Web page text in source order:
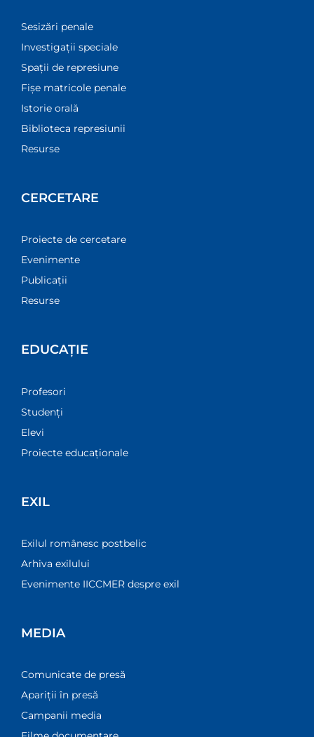
Sesizări penale
Investigații speciale
Spații de represiune
Fișe matricole penale
Istorie orală
Biblioteca represiunii
Resurse
CERCETARE
Proiecte de cercetare
Evenimente
Publicații
Resurse
EDUCAȚIE
Profesori
Studenți
Elevi
Proiecte educaționale
EXIL
Exilul românesc postbelic
Arhiva exilului
Evenimente IICCMER despre exil
MEDIA
Comunicate de presă
Apariții în presă
Campanii media